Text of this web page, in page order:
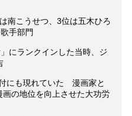
南こうせつ、3位は五木ひろ
手部門
にランクインした当時、ジ
にも現れていた 漫画家と
の地位を向上させた大功労